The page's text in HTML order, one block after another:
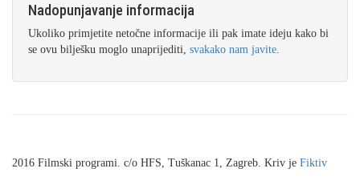
Nadopunjavanje informacija
Ukoliko primjetite netočne informacije ili pak imate ideju kako bi
se ovu bilješku moglo unaprijediti, svakako nam javite.
2016 Filmski programi. c/o HFS, Tuškanac 1, Zagreb. Kriv je Fiktiv